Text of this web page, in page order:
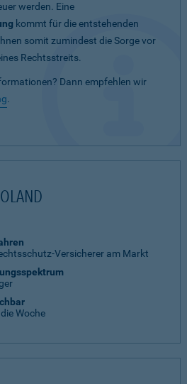
werden. Eine
kommt für die entstehenden
somit zumindest die Sorge vor
Rechtsstreits.
Dann empfehlen wir
.
Versicherer am Markt
Woche